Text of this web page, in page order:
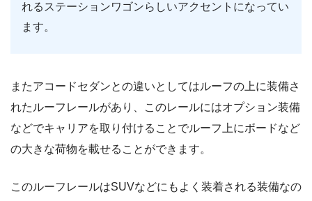
れるステーションワゴンらしいアクセントになってい
ます。
またアコードセダンとの違いとしてはルーフの上に装備さ
れたルーフレールがあり、このレールにはオプション装備
などでキャリアを取り付けることでルーフ上にボードなど
の大きな荷物を載せることができます。
このルーフレールはSUVなどにもよく装着される装備なの